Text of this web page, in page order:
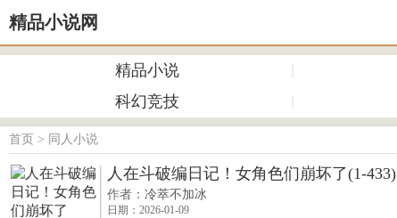
精品小说网
精品小说
科幻竞技
首页 > 同人小说
人在斗破编日记！女角色们崩坏了(1-433)
作者： 冷萃不加冰
日期：2026-01-09